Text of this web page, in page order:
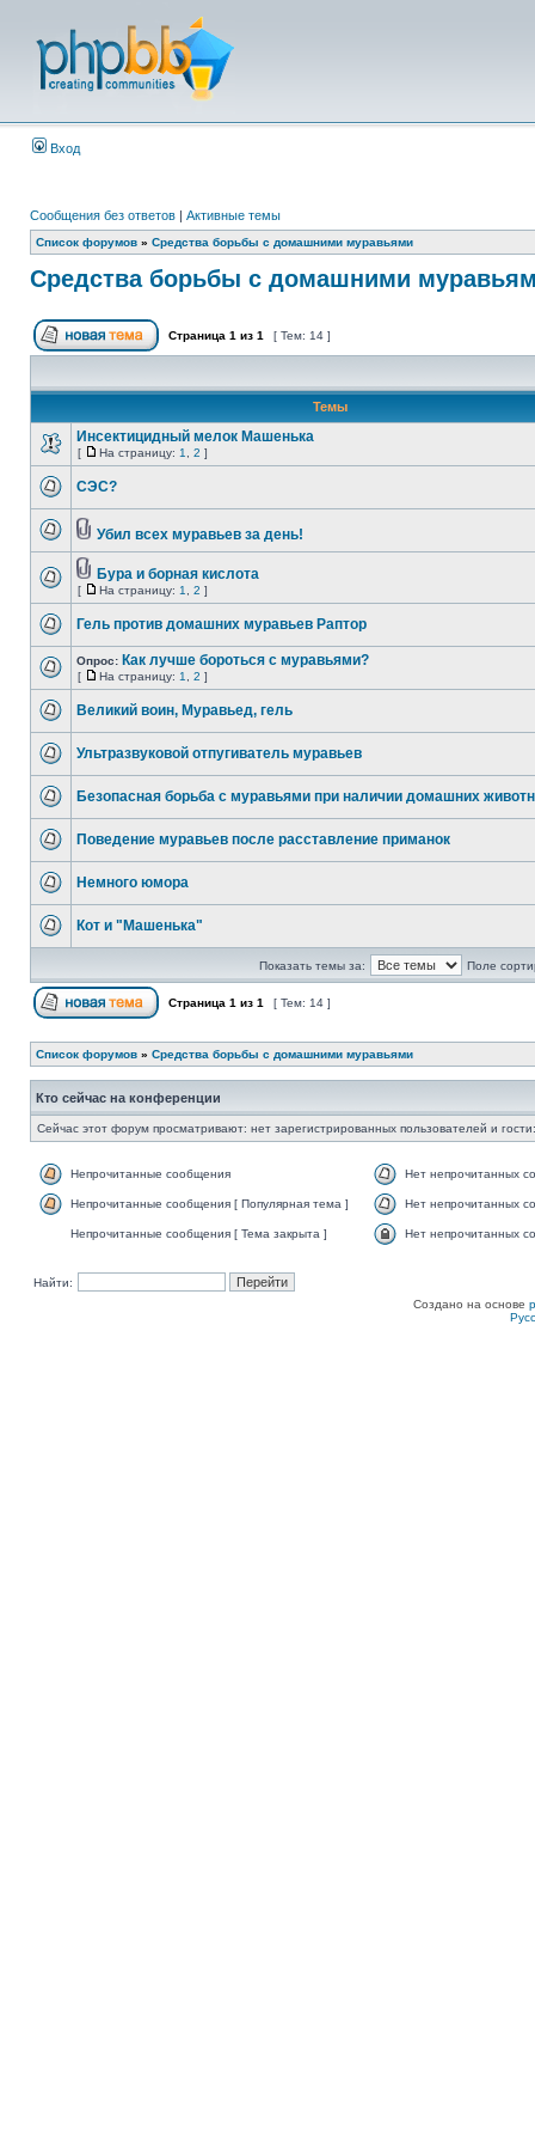
Вход
Сообщения без ответов | Активные темы
Список форумов » Средства борьбы с домашними муравьями
Средства борьбы с домашними
Страница 1 из 1 [ Тем: 14 ]
Темы
Инсектицидный мелок Машенька
[ На страницу: 1 2 ]
СЭС?
Убил всех муравьев за день!
Бура и борная кислота
[ На страницу: 1 2 ]
Гель против домашних муравьев Раптор
Опрос: Как лучше бороться с муравьями?
[ На страницу: 1 2 ]
Великий воин, Муравьед, гель
Ультразвуковой отпугиватель муравьев
Безопасная борьба с муравьями при наличии домашних
Поведение муравьев после расставление приманок
Немного юмора
Кот и "Машенька"
Показать темы за: Поле
Страница 1 из 1 [ Тем: 14 ]
Список форумов » Средства борьбы с домашними муравьями
Кто сейчас на конференции
Сейчас этот форум просматривают: нет зарегистрированных пользователей и
Непрочитанные сообщения Нет непрочитанных
Непрочитанные сообщения [ Популярная тема ] Нет непрочитанных
Непрочитанные сообщения [ Тема закрыта ] Нет непрочитанных
Найти:
Создано на основе